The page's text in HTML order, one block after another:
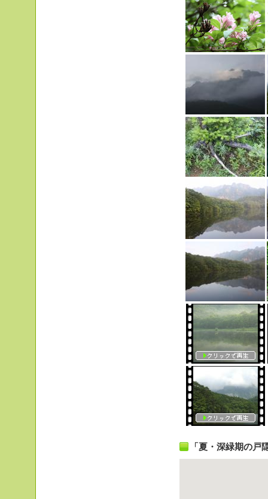
「夏・深緑期の戸